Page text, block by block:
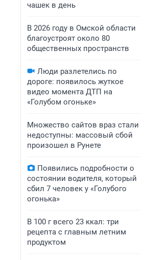
чашек в день
В 2026 году в Омской области
благоустроят около 80
общественных пространств
Люди разлетелись по
дороге: появилось жуткое
видео момента ДТП на
«Голубом огоньке»
Множество сайтов враз стали
недоступны: массовый сбой
произошел в Рунете
Появились подробности о
состоянии водителя, который
сбил 7 человек у «Голубого
огонька»
В 100 г всего 23 ккал: три
рецепта с главным летним
продуктом